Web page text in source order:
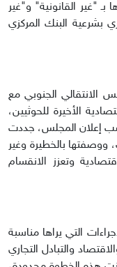
"غير القانونية" و"غير
بشرعية البنك المركزي
الانتقالي الجنوبي مع
الأخيرة للحوثيين،
إعلان المجلس، جددت
ووصفتها بالخطيرة وغير
وتعزز الانقسام
التي يراها مناسبة
والتبادل التجاري